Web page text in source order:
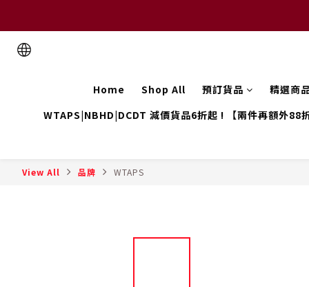
Home Shop All 預訂貨品 精選商
WTAPS|NBHD|DCDT 減價貨品6折起 ! 【兩件再額外88折
View All 品牌 WTAPS